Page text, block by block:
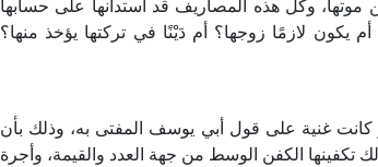
موتها، وكل هذه المصاريف قد استدانها على حسابها
يكون لازمًا زوجها؟ أم دَيْنًا في تركتها يؤخذ منها؟
كانت غنية على قول أبي يوسف المفتى به، وذلك بأن
تكفينها الكفن الوسط من جهة العدد والقيمة، وأجرة